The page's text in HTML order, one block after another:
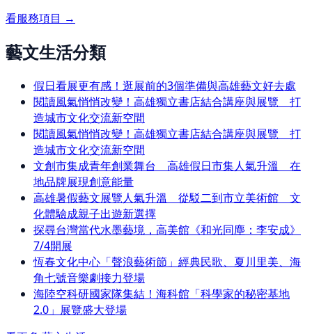
看服務項目 →
藝文生活分類
假日看展更有感！逛展前的3個準備與高雄藝文好去處
閱讀風氣悄悄改變！高雄獨立書店結合講座與展覽 打
造城市文化交流新空間
閱讀風氣悄悄改變！高雄獨立書店結合講座與展覽 打
造城市文化交流新空間
文創市集成青年創業舞台 高雄假日市集人氣升溫 在
地品牌展現創意能量
高雄暑假藝文展覽人氣升溫 從駁二到市立美術館 文
化體驗成親子出遊新選擇
探尋台灣當代水墨藝境，高美館《和光同塵：李安成》
7/4開展
恆春文化中心「聲浪藝術節」經典民歌、夏川里美、海
角七號音樂劇接力登場
海陸空科研國家隊集結！海科館「科學家的秘密基地
2.0」展覽盛大登場